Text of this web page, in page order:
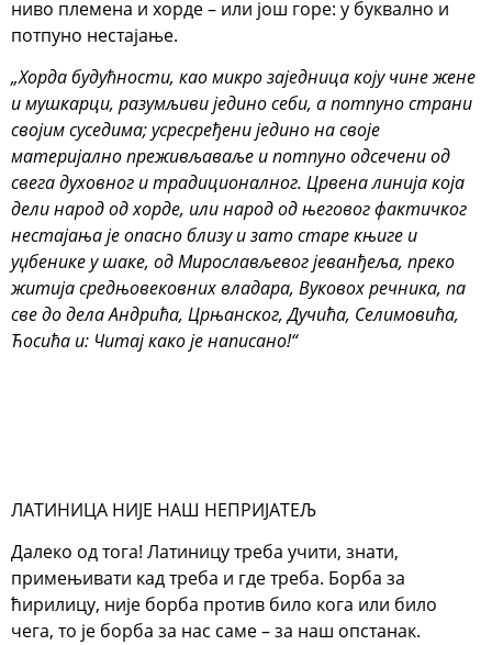
ниво племена и хорде – или још горе: у буквално и
потпуно нестајање.
„Хорда будућности, као микро заједница коју чине жене
и мушкарци, разумљиви једино себи, а потпуно страни
својим суседима; усресређени једино на своје
материјално преживљаваље и потпуно одсечени од
свега духовног и традиционалног. Црвена линија која
дели народ од хорде, или народ од његовог фактичког
нестајања је опасно близу и зато старе књиге и
уџбенике у шаке, од Мирослављевог јеванђеља, преко
житија средњовековних владара, Вуковох речника, па
све до дела Андрића, Црњанског, Дучића, Селимовића,
Ћосића и: Читај како је написано!“
ЛАТИНИЦА НИЈЕ НАШ НЕПРИЈАТЕЉ
Далеко од тога! Латиницу треба учити, знати,
примењивати кад треба и где треба. Борба за
ћирилицу, није борба против било кога или било
чега, то је борба за нас саме – за наш опстанак.